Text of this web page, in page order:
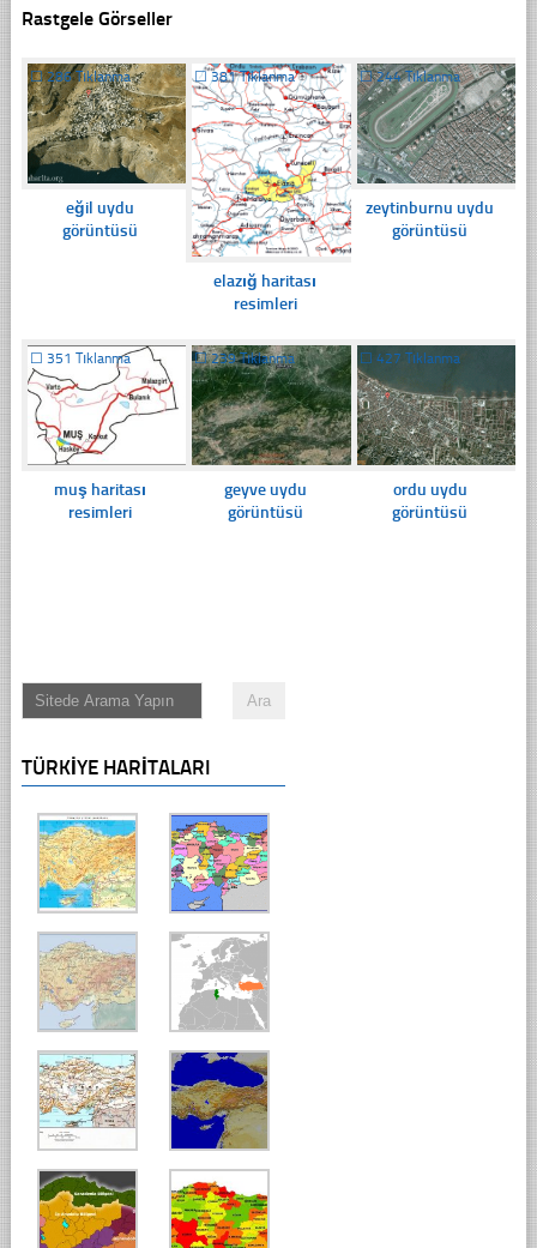
Rastgele Görseller
☐286 Tıklanma
eğil uydu
görüntüsü
☐381 Tıklanma
elazığ haritası
resimleri
☐244 Tıklanma
zeytinburnu uydu
görüntüsü
☐ 351 Tıklanma
muş haritası
resimleri
☐239 Tıklanma
geyve uydu
görüntüsü
☐ 427 Tıklanma
ordu uydu
görüntüsü
TÜRKIYE HARITALARI